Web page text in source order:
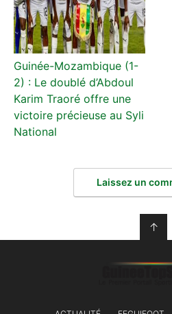
Guinée-Mozambique (1-
2) : Le doublé d’Abdoul
Karim Traoré offre une
victoire précieuse au Syli
National
Laissez un
↑